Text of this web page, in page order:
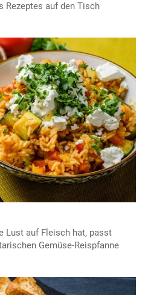
Rezeptes auf den Tisch
Lust auf Fleisch hat, passt
Gemüse-Reispfanne